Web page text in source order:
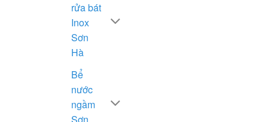
rửa bát
Inox
Sơn
Hà
Bể
nước
ngầm